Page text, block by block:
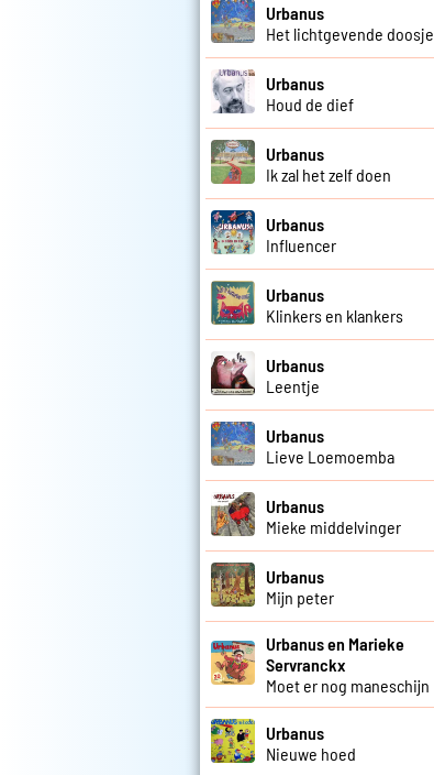
Urbanus
Het lichtgevende doosje
Urbanus
Houd de dief
Urbanus
Ik zal het zelf doen
Urbanus
Influencer
Urbanus
Klinkers en klankers
Urbanus
Leentje
Urbanus
Lieve Loemoemba
Urbanus
Mieke middelvinger
Urbanus
Mijn peter
Urbanus en Marieke
Servranckx
Moet er nog maneschijn
Urbanus
Nieuwe hoed